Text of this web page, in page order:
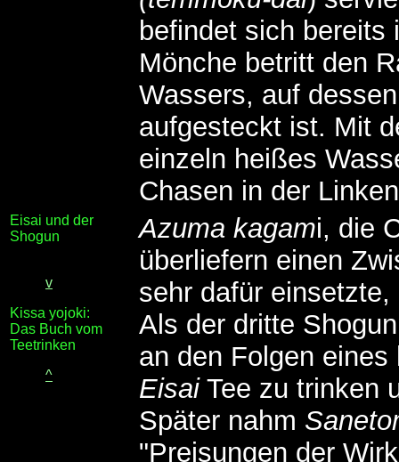
befindet sich bereits
Mönche betritt den
Wassers, auf
aufgesteckt ist. Mit
einzeln heißes
Chasen in der
Eisai und der
Shogun
v
Kissa yojoki:
Das Buch vom
Teetrinken
^
Azuma kagami, die
überliefern einen
sehr dafür
Als der dritte
an den Folgen
EisaiTee zu trinken
Später nahm
"Preisungen der